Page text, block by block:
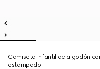
Camiseta infantil de algodón
estampado